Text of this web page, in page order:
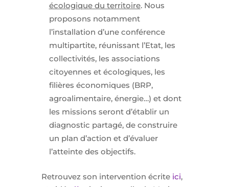
écologique du territoire. Nous
proposons notamment
l’installation d’une conférence
multipartite, réunissant l’Etat, les
collectivités, les associations
citoyennes et écologiques, les
filières économiques (BRP,
agroalimentaire, énergie…) et dont
les missions seront d’établir un
diagnostic partagé, de construire
un plan d’action et d’évaluer
l’atteinte des objectifs.
Retrouvez son intervention écrite ici,